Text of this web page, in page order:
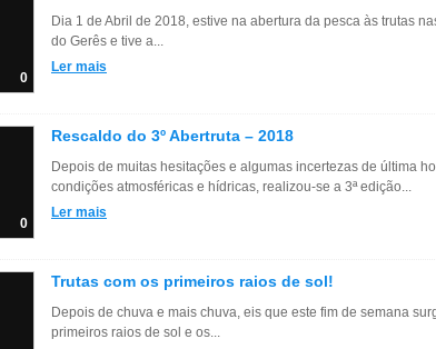
0
Dia 1 de Abril de 2018, estive na abertura da pesca às trutas
do Gerês e tive a...
Ler mais
0
Rescaldo do 3º Abertruta – 2018
Depois de muitas hesitações e algumas incertezas de última
condições atmosféricas e hídricas, realizou-se a 3ª edição...
Ler mais
Trutas com os primeiros raios de sol!
Depois de chuva e mais chuva, eis que este fim de semana
primeiros raios de sol e os...